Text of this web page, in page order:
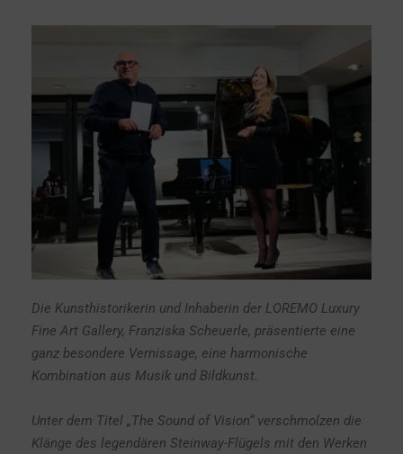
Die Kunsthistorikerin und Inhaberin der LOREMO Luxury
Fine Art Gallery, Franziska Scheuerle, präsentierte eine
ganz besondere Vernissage, eine harmonische
Kombination aus Musik und Bildkunst.
Unter dem Titel „The Sound of Vision“ verschmolzen die
Klänge des legendären Steinway-Flügels mit den Werken